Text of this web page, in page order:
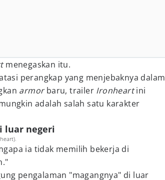
menegaskan itu.
perangkap yang menjebaknya dalam
armorbaru, trailer Ironheartini
adalah salah satu karakter
luar negeri
ia tidak memilih bekerja di
pengalaman "magangnya" di luar